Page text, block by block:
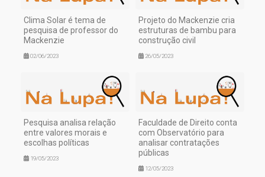
Clima Solar é tema de
pesquisa de professor do
Mackenzie
02/06/2023
Projeto do Mackenzie cria
estruturas de bambu para
construção civil
26/05/2023
Pesquisa analisa relação
entre valores morais e
escolhas políticas
19/05/2023
Faculdade de Direito conta
com Observatório para
analisar contratações
públicas
12/05/2023